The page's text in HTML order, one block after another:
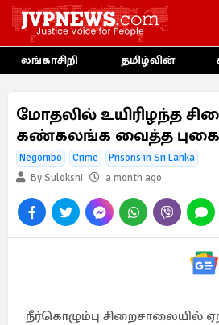
லங்காசிறி தமிழ்வின்
மோதலில் உயிரிழந்த
கண்கலங்க வைத்த
Negombo Crime
Prisons in Sri Lanka
By Sulokshi
a month ago
நீர்கொழும்பு சிறைசாலையில்